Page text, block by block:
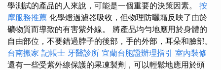
學測試的產品的人來說，可能是一個重要的決策因素。 按
摩服務推薦 化學燈過濾器吸收，但物理防曬霜反映了由於
礦物質而導致的有害紫外線。 將產品均勻地應用於身體的
自由部位，不要錯過脖子的後部，手的外部，耳朵和臉部。
台南搬家 記帳士 牙醫診所 宜蘭台胞證辦理指引 室內裝修
還有一些受紫外線保護的果凍製劑，可以輕鬆地應用於頭